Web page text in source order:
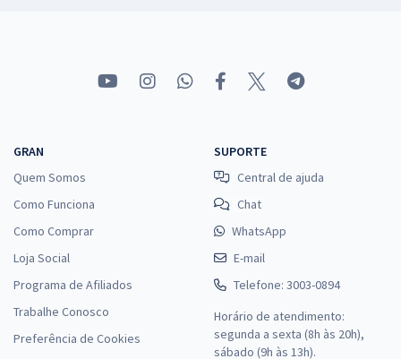
GRAN
Quem Somos
Como Funciona
Como Comprar
Loja Social
Programa de Afiliados
Trabalhe Conosco
Preferência de Cookies
SUPORTE
Central de ajuda
Chat
WhatsApp
E-mail
Telefone: 3003-0894
Horário de atendimento:
segunda a sexta (8h às 20h),
sábado (9h às 13h).